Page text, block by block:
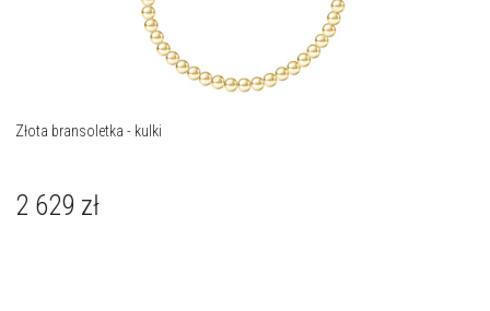
Złota bransoletka - kulki
2 629 zł